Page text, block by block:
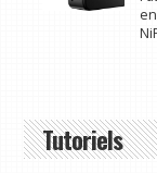
Tutoriels